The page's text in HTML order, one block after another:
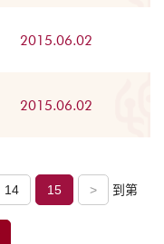
2015.06.02
2015.06.02
14 15 > 到第